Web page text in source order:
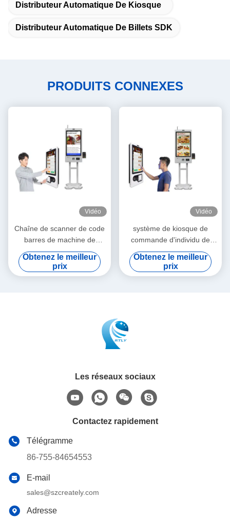
Distributeur Automatique De Kiosque
Distributeur Automatique De Billets SDK
PRODUITS CONNEXES
Vidéo
Chaîne de scanner de code
barres de machine de
paiement de kiosque de
distributeur automatique de
billet de service d'individu
Obtenez le meilleur
prix
Vidéo
système de kiosque de
commande d'individu de
paiement de service de
machine de kiosque de la
vente 32Inch
Obtenez le meilleur
prix
Les réseaux sociaux
Contactez rapidement
Télégramme
86-755-84654553
E-mail
sales@szcreately.com
Adresse